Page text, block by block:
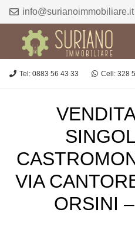
info@surianoimmobiliare.it
Tel: 0883 56 43 33 Cell: 328
VIA
ORSINI